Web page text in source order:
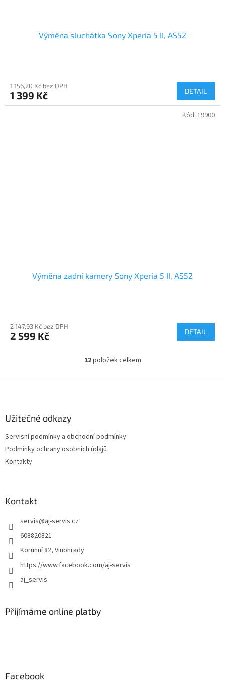
Výměna sluchátka Sony Xperia 5 II, AS52
1 156,20 Kč bez DPH
1 399 Kč DETAIL
Výměna zadní kamery Sony Xperia 5 II, AS52
2 147,93 Kč bez DPH
2 599 Kč DETAIL
Kód: 19900
O
l
p
12položek celkem
Užitečné odkazy
Servisní podmínky a obchodní podmínky
Podmínky ochrany osobních údajů
Kontakty
Kontakt
servis@aj-servis.cz
608820821
Korunní 82, Vinohrady
https://www.facebook.com/aj-servis
aj_servis
Přijímáme online platby
Facebook